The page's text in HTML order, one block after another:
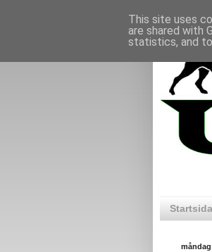
Startsida
This site uses
are shared with
statistics, and